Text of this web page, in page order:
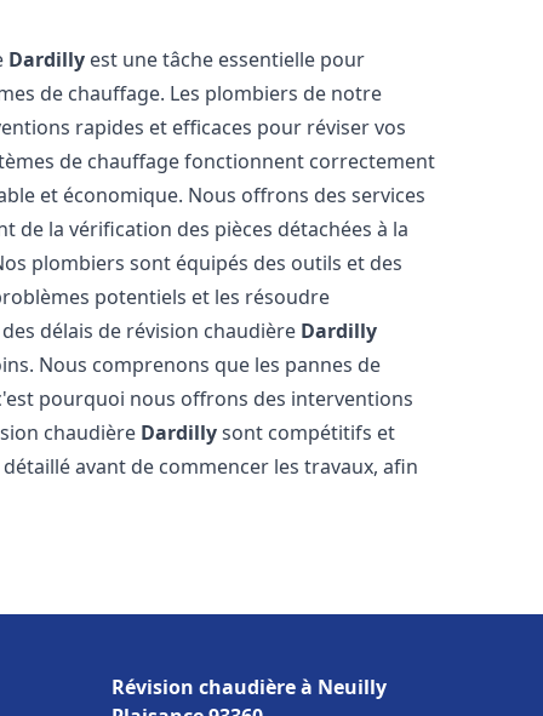
Dardilly est une tâche essentielle pour
de chauffage. Les plombiers de notre
rapides et efficaces pour réviser vos
de chauffage fonctionnent correctement
et économique. Nous offrons des services
de la vérification des pièces détachées à la
plombiers sont équipés des outils et des
potentiels et les résoudre
délais de révision chaudière Dardilly
Nous comprenons que les pannes de
pourquoi nous offrons des interventions
chaudière Dardillysont compétitifs et
avant de commencer les travaux, afin
Révision chaudière à Neuilly